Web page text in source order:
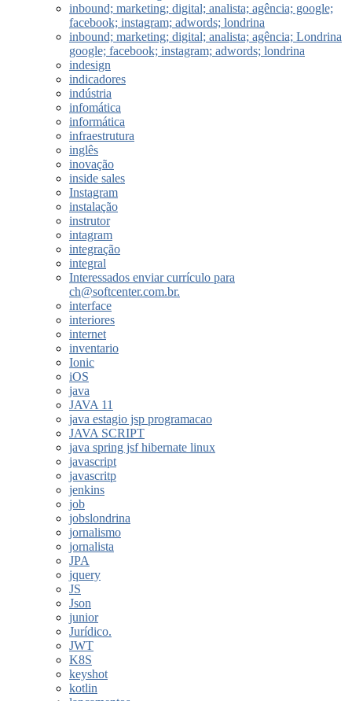
inbound; marketing; digital; analista; agência; google;
facebook; instagram; adwords; londrina
inbound; marketing; digital; analista; agência; Londrina
google; facebook; instagram; adwords; londrina
indesign
indicadores
indústria
infomática
informática
infraestrutura
inglês
inovação
inside sales
Instagram
instalação
instrutor
intagram
integração
integral
Interessados enviar currículo para
ch@softcenter.com.br.
interface
interiores
internet
inventario
Ionic
iOS
java
JAVA 11
java estagio jsp programacao
JAVA SCRIPT
java spring jsf hibernate linux
javascript
javascritp
jenkins
job
jobslondrina
jornalismo
jornalista
JPA
jquery
JS
Json
junior
Jurídico.
JWT
K8S
keyshot
kotlin